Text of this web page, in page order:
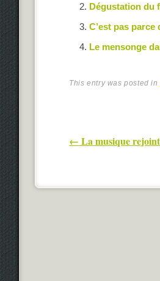
Dégustation du
C’est pas
Le mensonge
This entry was posted in
Post
← La musique